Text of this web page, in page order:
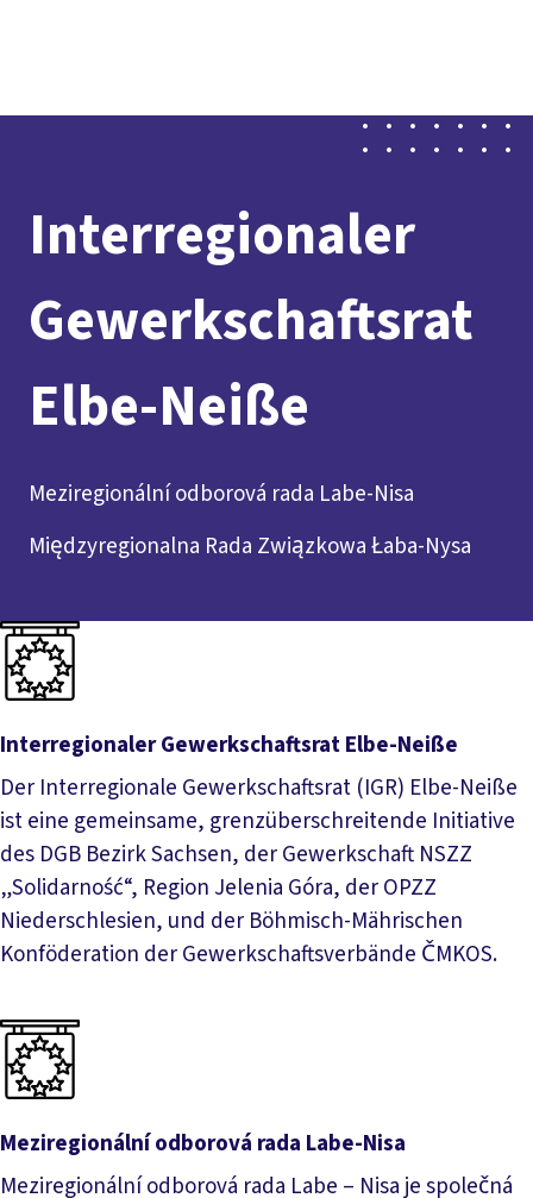
Service
Mitmachen
Interregionaler
Gewerkschaftsrat
Elbe-Neiße
Meziregionální odborová rada Labe-Nisa
Międzyregionalna Rada Związkowa Łaba-Nysa
Interregionaler Gewerkschaftsrat Elbe-Neiße
Der Interregionale Gewerkschaftsrat (IGR) Elbe-Neiße
ist eine gemeinsame, grenzüberschreitende Initiative
des DGB Bezirk Sachsen, der Gewerkschaft NSZZ
„Solidarność“, Region Jelenia Góra, der OPZZ
Niederschlesien, und der Böhmisch-Mährischen
Konföderation der Gewerkschaftsverbände ČMKOS.
Meziregionální odborová rada Labe-Nisa
Meziregionální odborová rada Labe – Nisa je společná